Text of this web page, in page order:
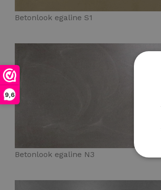
9,6
Betonlook egaline S1
Betonlook egaline N3